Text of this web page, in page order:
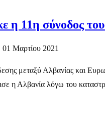
η 11η σύνοδος
01 Μαρτίου 2021
μεταξύ Αλβανίας και
η Αλβανία λόγω του